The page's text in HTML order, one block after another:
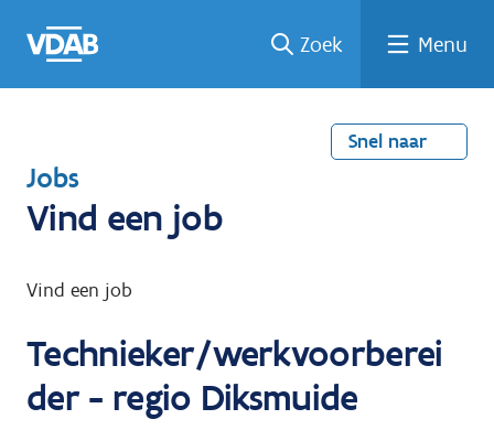
naar
een
een
job
naar
Zoek Menu
Snel naar
T
e
u
n
a
Jobs
Vind een job
Vind een job
Technieker/werkvoorberei
der - regio Diksmuide